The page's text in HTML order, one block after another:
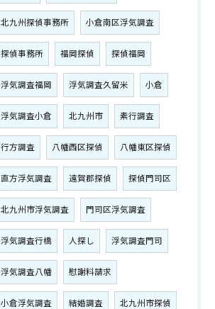
北九州探偵事務所 小倉南区浮気調査
探偵事務所 福岡探偵 探偵福岡
浮気調査福岡 浮気調査久留米 小倉
浮気調査小倉 北九州市 素行調査
行方調査 八幡西区探偵 八幡東区探偵
直方浮気調査 遠賀郡探偵 探偵門司区
北九州市浮気調査 門司区浮気調査
浮気調査行橋 人探し 浮気調査門司
浮気調査八幡 慰謝料請求
小倉浮気調査 結婚調査 北九州市探偵